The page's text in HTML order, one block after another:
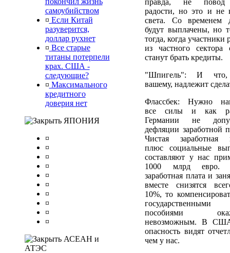
самоубийством
¤ Если Китай
разуверится,
доллар рухнет
¤ Все старые
титаны потерпели
крах. США -
следующие?
¤ Максимального
кредитного
доверия нет
ЯПОНИЯ
¤
¤
¤
¤
¤
¤
¤
¤
¤
¤
АСЕАН и
АТЭС
правда, не
радости, но это и не
света. Со временем
будут выплачены, но
тогда, когда участники
из частного сектора
станут брать кредиты.
"Шпигель": И
вашему, надлежит
Флассбек: Нужно
все силы и как
Германии не
дефляции заработной
Чистая заработная
плюс социальные
составляют у нас
1000 млрд евро.
заработная плата и
вместе снизятся
10%, то
государственными
пособиями
невозможным. В
опасность видят
чем у нас.